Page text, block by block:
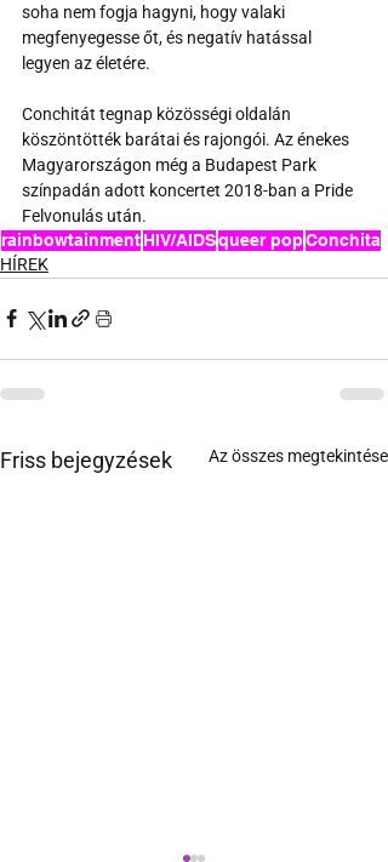
soha nem fogja hagyni, hogy valaki
megfenyegesse őt, és negatív hatással
legyen az életére.
Conchitát tegnap közösségi oldalán
köszöntötték barátai és rajongói. Az énekes
Magyarországon még a Budapest Park
színpadán adott koncertet 2018-ban a Pride
Felvonulás után.
rainbowtainmentHIV/AIDSqueer popConchita
HÍREK
Friss bejegyzések Az összes megtekintése